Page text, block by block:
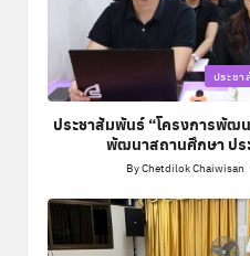
Posted
in
ประช
ประชาสัมพันธ์ “โครงการพัฒ
พัฒนาสถานศึกษา ปร
Posted
by
ByChetdilok Chaiwisan